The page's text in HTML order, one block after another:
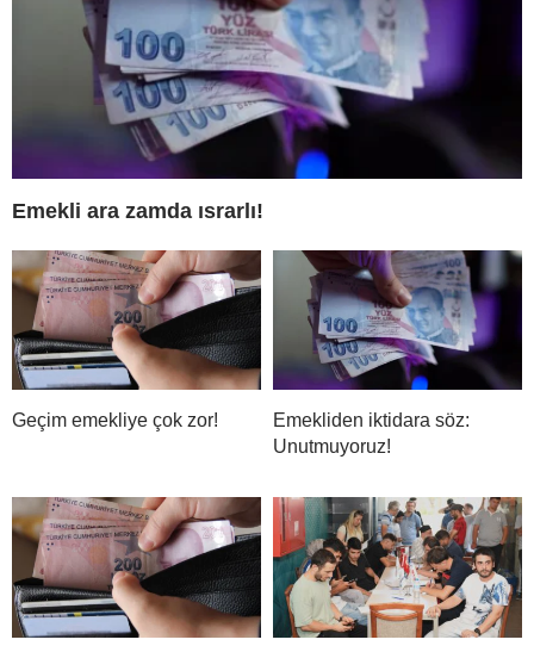
Emekli ara zamda ısrarlı!
Geçim emekliye çok zor!
Emekliden iktidara söz:
Unutmuyoruz!